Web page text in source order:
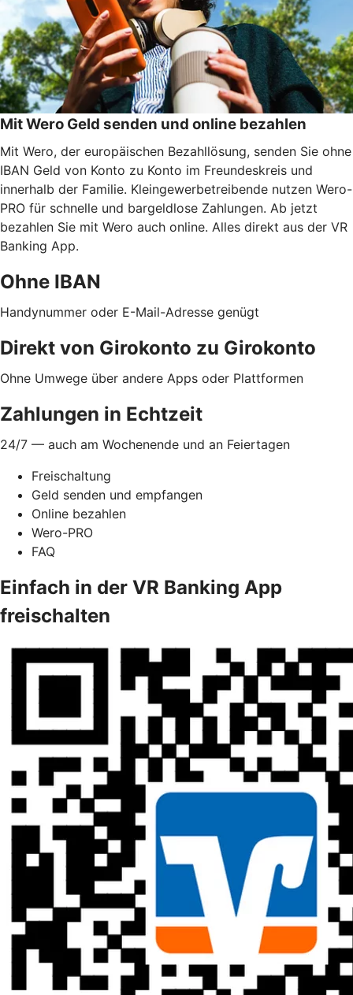
Mit Wero Geld senden und online bezahlen
Mit Wero, der europäischen Bezahllösung, senden Sie ohne
IBAN Geld von Konto zu Konto im Freundeskreis und
innerhalb der Familie. Kleingewerbetreibende nutzen Wero-
PRO für schnelle und bargeldlose Zahlungen. Ab jetzt
bezahlen Sie mit Wero auch online. Alles direkt aus der VR
Banking App.
Ohne IBAN
Handynummer oder E-Mail-Adresse genügt
Direkt von Girokonto zu Girokonto
Ohne Umwege über andere Apps oder Plattformen
Zahlungen in Echtzeit
24/7 — auch am Wochenende und an Feiertagen
Freischaltung
Geld senden und empfangen
Online bezahlen
Wero-PRO
FAQ
Einfach in der VR Banking App
freischalten